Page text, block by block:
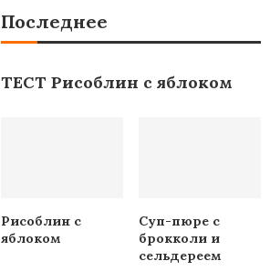
Последнее
ТЕСТ Рисоблин с яблоком
Рисоблин с
яблоком
Суп-пюре с
брокколи и
сельдереем